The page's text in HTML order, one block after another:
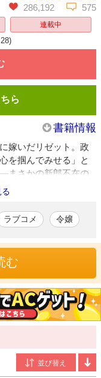
286,192 575
連載中
ら
書籍情報
嫁いだリゼット。政
を掴んでみせる」と
まさかの新郎不在の
を合わせず、屋敷で
「政略結婚の妻な
すね」ついに堪忍袋
屋に“とある罠”を仕掛
を開ける――!!
作品を中心に活躍
婚約破棄をご所望で
『天才魔術師様に一途
手なんて、解釈違い
）などがある。
役令嬢でした!? ～平凡
ラブコメ 令嬢
む